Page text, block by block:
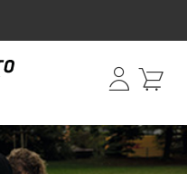
Anmelden